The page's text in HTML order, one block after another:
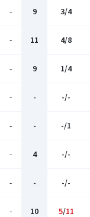
- 9 3/4
- 11 4/8
- 9 1/4
- - -/-
- - -/1
- 4 -/-
- - -/-
- 10 5/11